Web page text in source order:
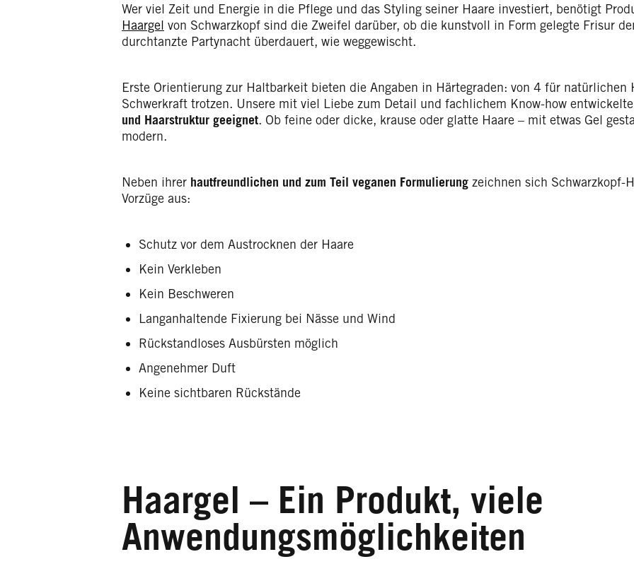
Wer viel Zeit und Energie in die Pflege und das Styling seiner Haare investiert, benötigt
Haargel von Schwarzkopf sind die Zweifel darüber, ob die kunstvoll in Form gelegte Frisur
durchtanzte Partynacht überdauert, wie weggewischt.
Erste Orientierung zur Haltbarkeit bieten die Angaben in Härtegraden: von 4 für natürlichen
Schwerkraft trotzen. Unsere mit viel Liebe zum Detail und fachlichem Know-how
und Haarstruktur geeignet. Ob feine oder dicke, krause oder glatte Haare – mit etwas Gel
modern.
Neben ihrer hautfreundlichen und zum Teil veganen Formulierung zeichnen sich Schwarzkopf-
Vorzüge aus:
Schutz vor dem Austrocknen der Haare
Kein Verkleben
Kein Beschweren
Langanhaltende Fixierung bei Nässe und Wind
Rückstandloses Ausbürsten möglich
Angenehmer Duft
Keine sichtbaren Rückstände
Haargel – Ein Produkt, viele
Anwendungsmöglichkeiten